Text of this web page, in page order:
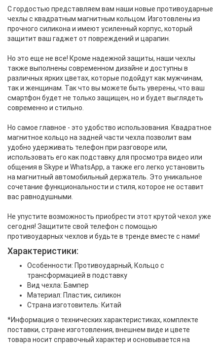
С гордостью представляем вам наши новые противоударные
чехлы с квадратным магнитным кольцом. Изготовлены из
прочного силикона и имеют усиленный корпус, который
защитит ваш гаджет от повреждений и царапин.
Но это еще не все! Кроме надежной защиты, наши чехлы
также выполнены современном дизайне и доступны в
различных ярких цветах, которые подойдут как мужчинам,
так и женщинам. Так что вы можете быть уверены, что ваш
смартфон будет не только защищен, но и будет выглядеть
современно и стильно.
Но самое главное - это удобство использования. Квадратное
магнитное кольцо на задней части чехла позволит вам
удобно удерживать телефон при разговоре или,
использовать его как подставку для просмотра видео или
общения в Skype и WhatsApp, а также его легко установить
на магнитный автомобильный держатель. Это уникальное
сочетание функциональности и стиля, которое не оставит
вас равнодушными.
Не упустите возможность приобрести этот крутой чехол уже
сегодня! Защитите свой телефон с помощью
противоударных чехлов и будьте в тренде вместе с нами!
Характеристики:
Особенности: Противоударный, Кольцо с
трансформацией в подставку
Вид чехла: Бампер
Материал: Пластик, силикон
Страна изготовитель: Китай
*Информация о технических характеристиках, комплекте
поставки, стране изготовления, внешнем виде и цвете
товара носит справочный характер и основывается на